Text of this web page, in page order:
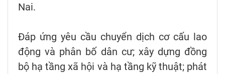
Nai.
Đáp ứng yêu cầu chuyển dịch cơ cấu lao
động và phân bố dân cư; xây dựng đồng
bộ hạ tầng xã hội và hạ tầng kỹ thuật; phát